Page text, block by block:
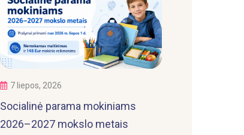
7 liepos, 2026
Socialinė parama mokiniams
2026–2027 mokslo metais